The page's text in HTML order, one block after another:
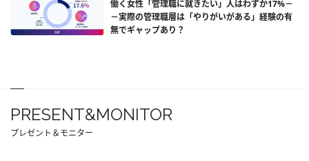
働く女性「管理職に就きたい」人はわずか17%－
－実際の管理職層は「やりがいがある」経験の有
無でギャップあり？
PRESENT&MONITOR
プレゼント＆モニター